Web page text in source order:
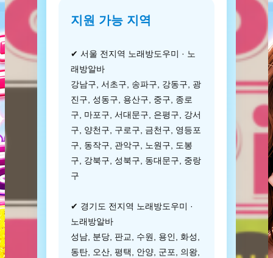
지원 가능 지역
✔ 서울 전지역 노래방도우미 · 노
래방알바
강남구, 서초구, 송파구, 강동구, 광
진구, 성동구, 용산구, 중구, 종로
구, 마포구, 서대문구, 은평구, 강서
구, 양천구, 구로구, 금천구, 영등포
구, 동작구, 관악구, 노원구, 도봉
구, 강북구, 성북구, 동대문구, 중랑
구
✔ 경기도 전지역 노래방도우미 ·
노래방알바
성남, 분당, 판교, 수원, 용인, 화성,
동탄, 오산, 평택, 안양, 군포, 의왕,